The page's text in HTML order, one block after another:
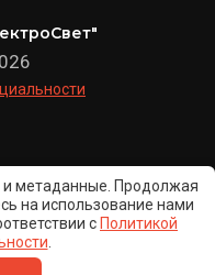
и метаданные. Продолжая
на использование нами
с Политикой